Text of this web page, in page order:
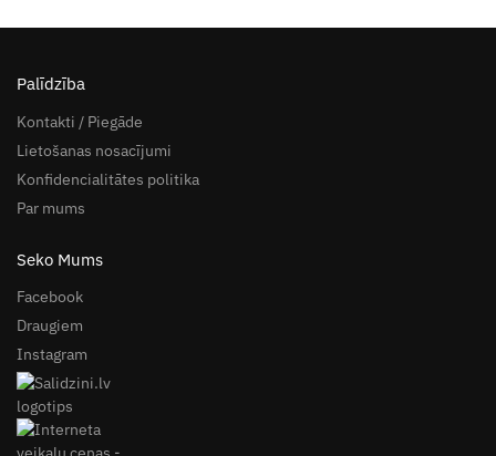
Palīdzība
Kontakti / Piegāde
Lietošanas nosacījumi
Konfidencialitātes politika
Par mums
Seko Mums
Facebook
Draugiem
Instagram